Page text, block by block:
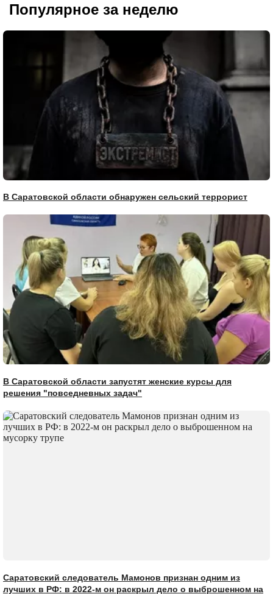
Популярное за неделю
В Саратовской области обнаружен сельский террорист
В Саратовской области запустят женские курсы для
решения "повседневных задач"
Саратовский следователь Мамонов признан одним из
лучших в РФ: в 2022-м он раскрыл дело о выброшенном на